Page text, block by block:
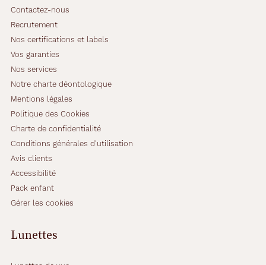
Contactez-nous
Recrutement
Nos certifications et labels
Vos garanties
Nos services
Notre charte déontologique
Mentions légales
Politique des Cookies
Charte de confidentialité
Conditions générales d'utilisation
Avis clients
Accessibilité
Pack enfant
Gérer les cookies
Lunettes